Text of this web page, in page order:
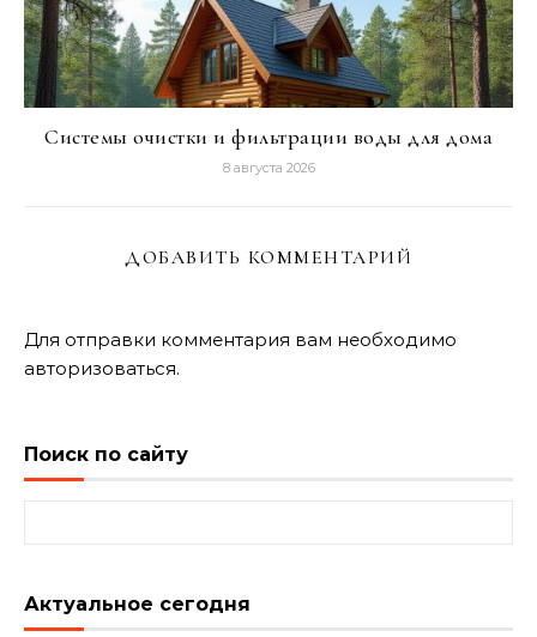
Системы очистки и фильтрации воды для дома
8 августа 2026
ДОБАВИТЬ КОММЕНТАРИЙ
Для отправки комментария вам необходимо
авторизоваться.
Поиск по сайту
Актуальное сегодня